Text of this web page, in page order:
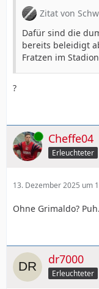
Zitat von
Dafür sind die
bereits beleidigt
Fratzen im
?
Online Cheffe04
Erleuchteter
13. Dezember 2025 um
Ohne Grimaldo?
dr7000
Erleuchteter